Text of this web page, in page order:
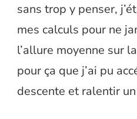
sans trop y penser,
mes calculs pour ne
l’allure moyenne sur
pour ça que j’ai pu
descente et ralentir